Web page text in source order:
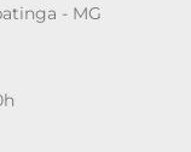
- MG